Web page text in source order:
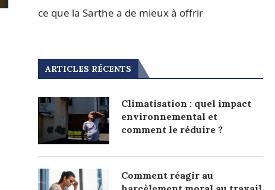
ce que la Sarthe a de mieux à offrir
ARTICLES RÉCENTS
Climatisation : quel impact
environnemental et
comment le réduire ?
Comment réagir au